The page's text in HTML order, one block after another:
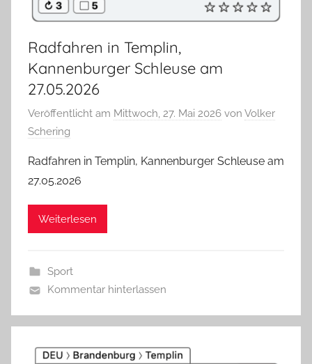
Radfahren in Templin,
Kannenburger Schleuse am
27.05.2026
Veröffentlicht am Mittwoch, 27. Mai 2026 von Volker
Schering
Radfahren in Templin, Kannenburger Schleuse am
27.05.2026
Weiterlesen
Sport
Kommentar hinterlassen